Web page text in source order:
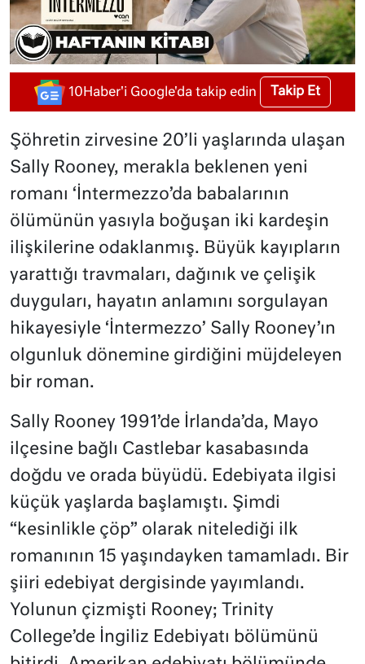
10Haber'i Google'da takip edin Takip Et
Şöhretin zirvesine 20’li yaşlarında ulaşan
Sally Rooney, merakla beklenen yeni
romanı ‘İntermezzo’da babalarının
ölümünün yasıyla boğuşan iki kardeşin
ilişkilerine odaklanmış. Büyük kayıpların
yarattığı travmaları, dağınık ve çelişik
duyguları, hayatın anlamını sorgulayan
hikayesiyle ‘İntermezzo’ Sally Rooney’ın
olgunluk dönemine girdiğini müjdeleyen
bir roman.
Sally Rooney 1991’de İrlanda’da, Mayo
ilçesine bağlı Castlebar kasabasında
doğdu ve orada büyüdü. Edebiyata ilgisi
küçük yaşlarda başlamıştı. Şimdi
“kesinlikle çöp” olarak nitelediği ilk
romanının 15 yaşındayken tamamladı. Bir
şiiri edebiyat dergisinde yayımlandı.
Yolunun çizmişti Rooney; Trinity
College’de İngiliz Edebiyatı bölümünü